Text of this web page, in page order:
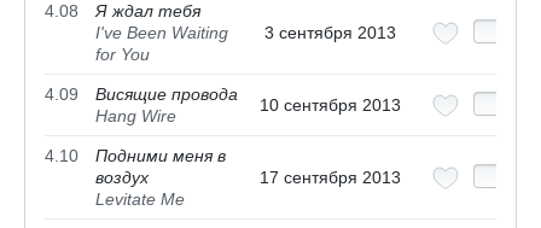
4.08
Я ждал тебя
I've Been Waiting
for You
3 сентября 2013
4.09
Висящие провода
Hang Wire
10 сентября 2013
4.10
Подними меня в
воздух
Levitate Me
17 сентября 2013